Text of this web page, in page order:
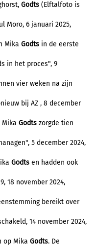
Godts (Elftalfoto is
Moro, 6 januari 2025,
Mika Godts in de eerste
in het proces", 9
vier weken na zijn
bij AZ , 8 december
Mika Godts zorgde tien
5 december 2024,
Godts en hadden ook
18 november 2024,
bereikt over
14 november 2024,
op Mika Godts. De